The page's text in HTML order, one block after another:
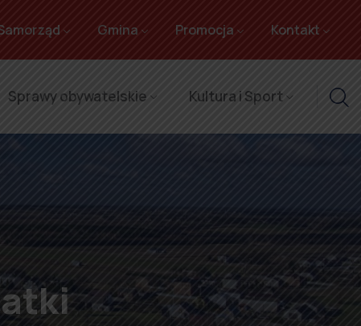
Gmina Promocja Kontakt
Sprawy obywatelskie Kultura i Sport